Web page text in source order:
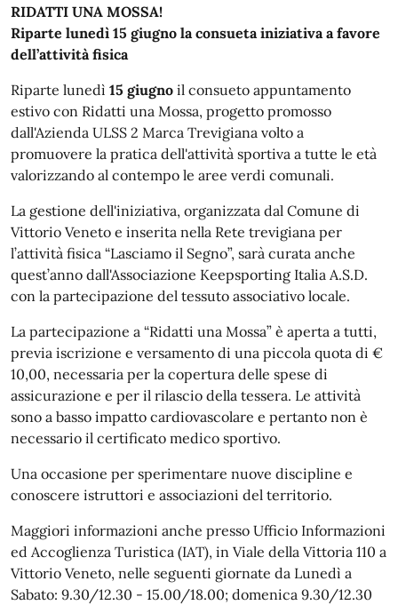
RIDATTI UNA MOSSA!
Riparte lunedì 15 giugno la consueta iniziativa a favore
dell’attività fisica
Riparte lunedì 15 giugno il consueto appuntamento
estivo con Ridatti una Mossa, progetto promosso
dall'Azienda ULSS 2 Marca Trevigiana volto a
promuovere la pratica dell'attività sportiva a tutte le età
valorizzando al contempo le aree verdi comunali.
La gestione dell'iniziativa, organizzata dal Comune di
Vittorio Veneto e inserita nella Rete trevigiana per
l’attività fisica “Lasciamo il Segno”, sarà curata anche
quest’anno dall'Associazione Keepsporting Italia A.S.D.
con la partecipazione del tessuto associativo locale.
La partecipazione a “Ridatti una Mossa” è aperta a tutti,
previa iscrizione e versamento di una piccola quota di €
10,00, necessaria per la copertura delle spese di
assicurazione e per il rilascio della tessera. Le attività
sono a basso impatto cardiovascolare e pertanto non è
necessario il certificato medico sportivo.
Una occasione per sperimentare nuove discipline e
conoscere istruttori e associazioni del territorio.
Maggiori informazioni anche presso Ufficio Informazioni
ed Accoglienza Turistica (IAT), in Viale della Vittoria 110 a
Vittorio Veneto, nelle seguenti giornate da Lunedì a
Sabato: 9.30/12.30 - 15.00/18.00; domenica 9.30/12.30